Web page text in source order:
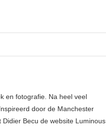
en fotografie. Na heel veel
door de Manchester
Becu de website Luminous